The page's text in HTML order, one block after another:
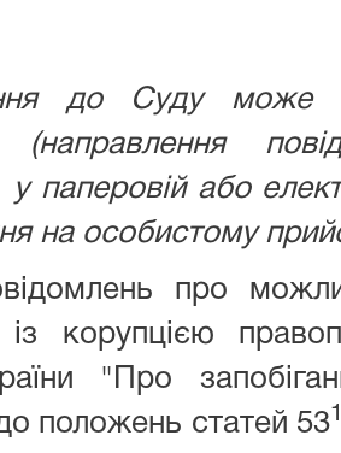
до Суду може
(направлення
у паперовій або
на особистому
про
із корупцією
"Про
положень статей 53